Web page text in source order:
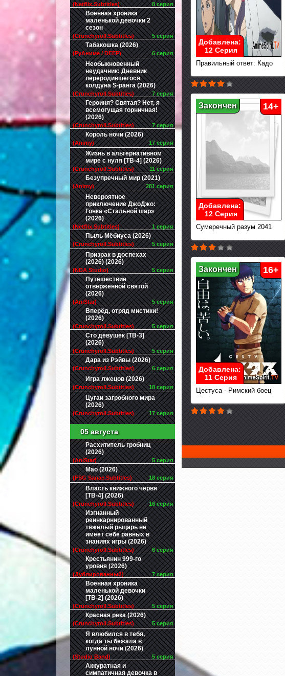
(Netflix.Subtitles) 8 серия
Военная хроника
маленькой девочки 2
сезон
(Crunchyroll.Subtitles) 5 серия
Табакошка (2026)
(РуАниме / DEEP) 6 серия
Необыкновенный
неудачник: Дневник
переродившегося
колдуна S-ранга (2026)
(Crunchyroll.Subtitles) 7 серия
Героиня? Святая? Нет, я
всемогущая горничная!
(2026)
(Crunchyroll.Subtitles) 7 серия
Король ночи (2026)
(Animy) 17 серия
Жизнь в альтернативном
мире с нуля [ТВ-4] (2026)
(Crunchyroll.Subtitles) 11 серия
Безупречный мир (2021)
(Animy) 281 серия
Невероятное
приключение ДжоДжо:
Гонка «Стальной шар»
(2026)
(Netflix.Subtitles) 1 серия
Пыль Мёбиуса (2026)
(Crunchyroll.Subtitles) 5 серия
Призрак в доспехах
(2026) (2026)
(NDA Studio) 5 серия
Путешествие
отверженной святой
(2026)
(AniStar) 5 серия
Вперёд, отряд мистики!
(2026)
(Crunchyroll.Subtitles) 5 серия
Сто девушек [ТВ-3]
(2026)
(Crunchyroll.Subtitles) 5 серия
Дара из Рэйвы (2026)
(Crunchyroll.Subtitles) 6 серия
Игра лжецов (2026)
(Crunchyroll.Subtitles) 18 серия
Цугаи загробного мира
(2026)
(Crunchyroll.Subtitles) 17 серия
05 августа
Расхититель гробниц
(2026)
(AniStar) 5 серия
Мао (2026)
(FSG Sanae.Subtitles) 18 серия
Власть книжного червя
[ТВ-4] (2026)
(Crunchyroll.Subtitles) 16 серия
Изгнанный
реинкарнированный
тяжёлый рыцарь не
имеет себе равных в
знаниях игры (2026)
(Crunchyroll.Subtitles) 6 серия
Крестьянин 999-го
уровня (2026)
(Дублированный) 7 серия
Военная хроника
маленькой девочки
[ТВ-2] (2026)
(Crunchyroll.Subtitles) 5 серия
Красная река (2026)
(Crunchyroll.Subtitles) 5 серия
Я влюбился в тебя,
когда ты бежала в
лунной ночи (2026)
(Studio Band) 5 серия
Аккуратная и
симпатичная девочка в
Правильный ответ: Кадо
Добавлена:
12 Серия
Сумеречный разум 2041
Закончен 14+
Добавлена:
12 Серия
Цестуса - Римский боец
Закончен 16+
Добавлена:
11 Серия